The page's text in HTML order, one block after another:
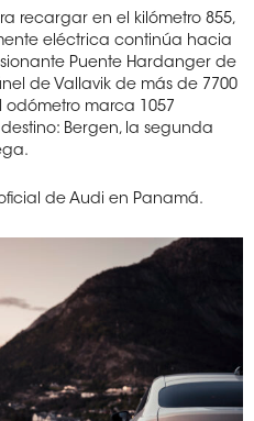
recargar en el kilómetro 855,
eléctrica continúa hacia
Puente Hardanger de
de Vallavik de más de 7700
marca 1057
Bergen, la segunda
de Audi en Panamá.